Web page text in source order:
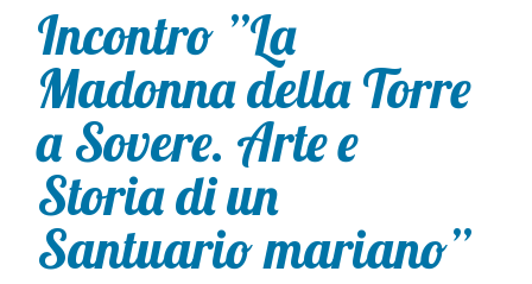
Incontro ”La
Madonna della Torre
a Sovere. Arte e
Storia di un
Santuario mariano”